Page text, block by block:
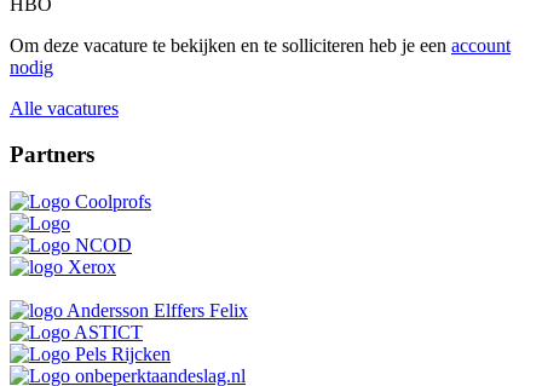
Om deze vacature te bekijken en te solliciteren heb je een account
nodig
Alle vacatures
Partners